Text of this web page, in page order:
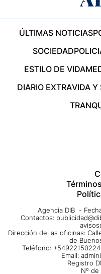
ÚLTIMAS NOTICIAS
SOCIEDAD
ESTILO DE VIDA
DIARIO EXTRAVIDA Y
Agencia DIB -
Contactos:
Dirección de las oficinas:
de
Teléfono:
Email:
Registro
Nº